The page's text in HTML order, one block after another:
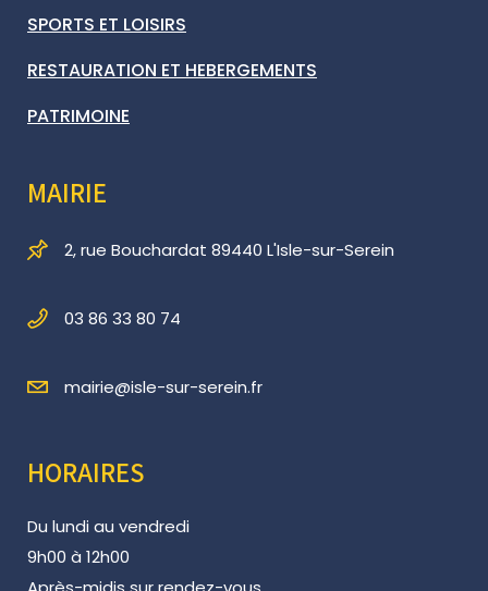
SPORTS ET LOISIRS
RESTAURATION ET HEBERGEMENTS
PATRIMOINE
MAIRIE
2, rue Bouchardat 89440 L'Isle-sur-Serein
03 86 33 80 74
mairie@isle-sur-serein.fr
HORAIRES
Du lundi au vendredi
9h00 à 12h00